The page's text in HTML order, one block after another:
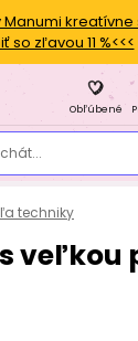
Manumi
so zľavou 11 %<<<
Obľúbené
techniky
veľkou